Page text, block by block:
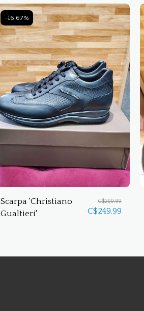
-16.67%
Scarpa 'Christiano
Gualtieri'
C$299.99
C$249.99